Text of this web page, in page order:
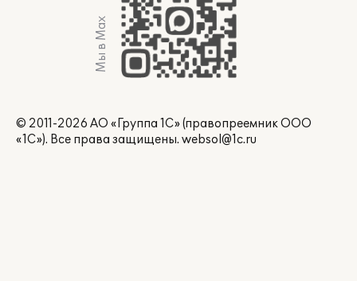
Мы в Max
© 2011-2026 АО «Группа 1С» (правопреемник ООО
«1С»). Все права защищены. websol@1c.ru